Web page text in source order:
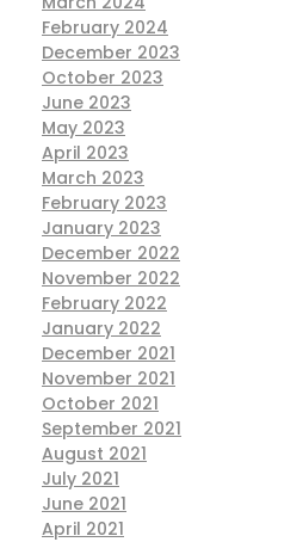
February 2024
December 2023
October 2023
June 2023
May 2023
April 2023
March 2023
February 2023
January 2023
December 2022
November 2022
February 2022
January 2022
December 2021
November 2021
October 2021
September 2021
August 2021
July 2021
June 2021
April 2021